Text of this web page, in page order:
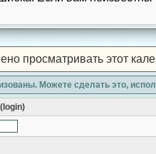
просматривать этот
Можете сделать это,